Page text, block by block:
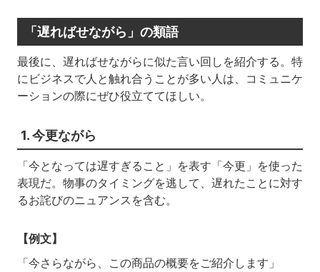
「遅ればせながら」の類語
最後に、遅ればせながらに似た言い回しを紹介する。特
にビジネスで人と触れ合うことが多い人は、コミュニケ
ーションの際にぜひ役立ててほしい。
1. 今更ながら
「今となっては遅すぎること」を表す「今更」を使った
表現だ。物事のタイミングを逃して、遅れたことに対す
るお詫びのニュアンスを含む。
【例文】
「今さらながら、この商品の概要をご紹介します」